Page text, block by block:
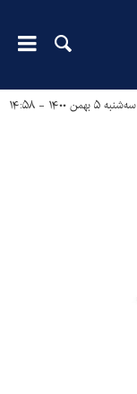
سه‌شنبه ۵ بهمن ۱۴۰۰ - ۱۴:۵۸